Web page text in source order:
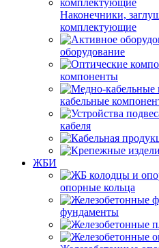
Наконечники,
комплектующие
оборудование
компоненты
кабельные
кабеля
ЖБИ
опорные кольца
фундаменты